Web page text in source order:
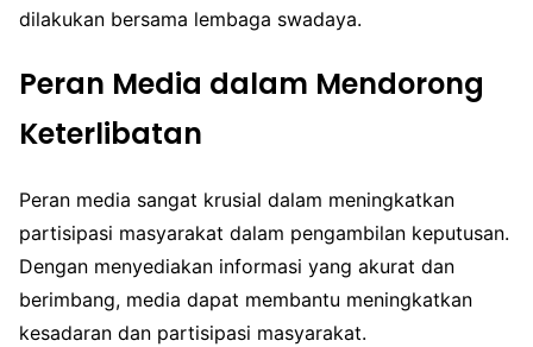
dilakukan bersama lembaga swadaya.
Peran Media dalam Mendorong
Keterlibatan
Peran media sangat krusial dalam meningkatkan
partisipasi masyarakat dalam pengambilan keputusan.
Dengan menyediakan informasi yang akurat dan
berimbang, media dapat membantu meningkatkan
kesadaran dan partisipasi masyarakat.